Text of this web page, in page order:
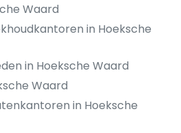
Waard
in Hoeksche
in Hoeksche Waard
Waard
in Hoeksche